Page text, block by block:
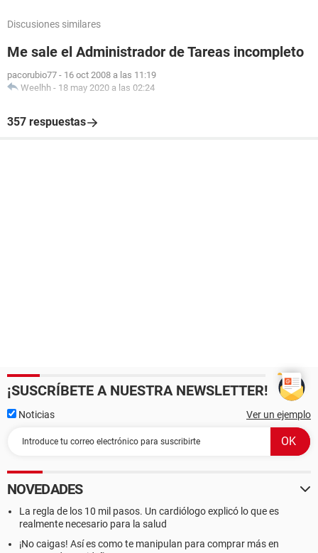
Discusiones similares
Me sale el Administrador de Tareas incompleto
pacorubio77 - 16 oct 2008 a las 11:19
Weelhh - 18 may 2020 a las 02:24
357 respuestas
¡SUSCRÍBETE A NUESTRA NEWSLETTER!
Noticias Ver un ejemplo
NOVEDADES
La regla de los 10 mil pasos. Un cardiólogo explicó lo que es
realmente necesario para la salud
¡No caigas! Así es como te manipulan para comprar más en